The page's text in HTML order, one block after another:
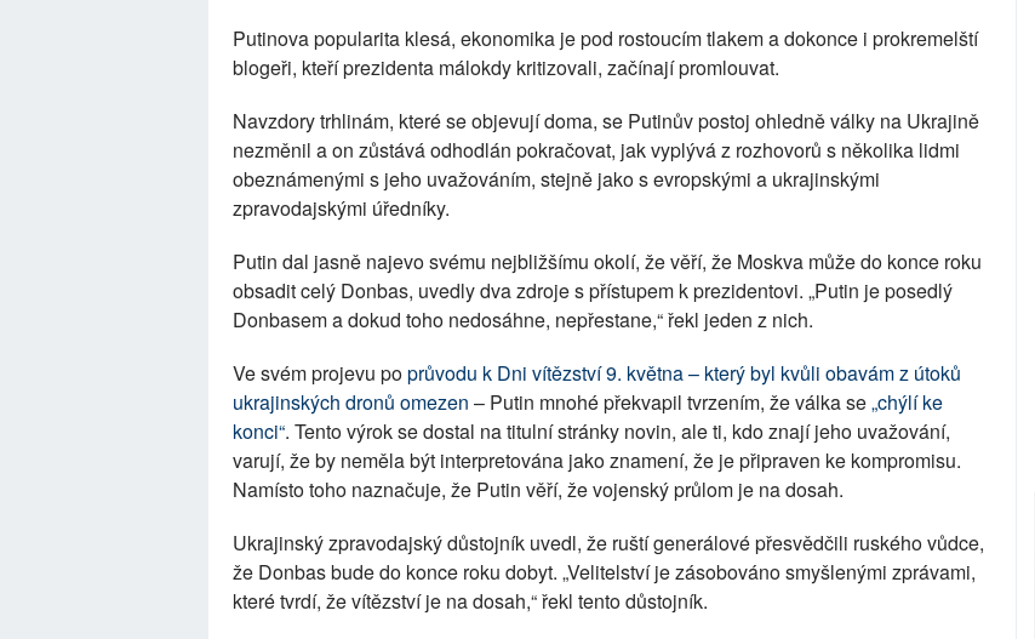
Putinova popularita klesá, ekonomika je pod rostoucím tlakem a dokonce i prokremelští
blogeři, kteří prezidenta málokdy kritizovali, začínají promlouvat.
Navzdory trhlinám, které se objevují doma, se Putinův postoj ohledně války na Ukrajině
nezměnil a on zůstává odhodlán pokračovat, jak vyplývá z rozhovorů s několika lidmi
obeznámenými s jeho uvažováním, stejně jako s evropskými a ukrajinskými
zpravodajskými úředníky.
Putin dal jasně najevo svému nejbližšímu okolí, že věří, že Moskva může do konce roku
obsadit celý Donbas, uvedly dva zdroje s přístupem k prezidentovi. „Putin je posedlý
Donbasem a dokud toho nedosáhne, nepřestane,“ řekl jeden z nich.
Ve svém projevu poprůvodu k Dni vítězství 9. května – který byl kvůli obavám z útoků
ukrajinských dronů omezen – Putin mnohé překvapil tvrzením, že válka se„chýlí ke
konci“. Tento výrok se dostal na titulní stránky novin, ale ti, kdo znají jeho uvažování,
varují, že by neměla být interpretována jako znamení, že je připraven ke kompromisu.
Namísto toho naznačuje, že Putin věří, že vojenský průlom je na dosah.
Ukrajinský zpravodajský důstojník uvedl, že ruští generálové přesvědčili ruského vůdce,
že Donbas bude do konce roku dobyt. „Velitelství je zásobováno smyšlenými zprávami,
které tvrdí, že vítězství je na dosah,“ řekl tento důstojník.